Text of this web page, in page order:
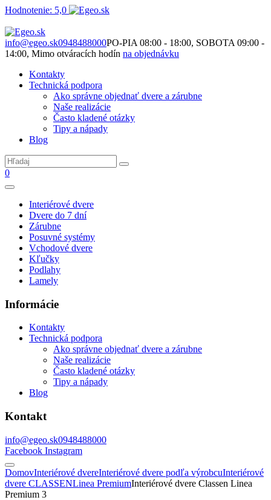
Hodnotenie: 5,0
info@egeo.sk0948488000PO-PIA 08:00 - 18:00, SOBOTA 09:00 -
14:00, Mimo otváracích hodín na objednávku
Kontakty
Technická podpora
Ako správne objednať dvere a zárubne
Naše realizácie
Často kladené otázky
Tipy a nápady
Blog
0
Interiérové dvere
Dvere do 7 dní
Zárubne
Posuvné systémy
Vchodové dvere
Kľučky
Podlahy
Lamely
Informácie
Kontakty
Technická podpora
Ako správne objednať dvere a zárubne
Naše realizácie
Často kladené otázky
Tipy a nápady
Blog
Kontakt
info@egeo.sk0948488000
Facebook Instagram
DomovInteriérové dvereInteriérové dvere podľa výrobcuInteriérové
dvere CLASSENLinea PremiumInteriérové dvere Classen Linea
Premium 3